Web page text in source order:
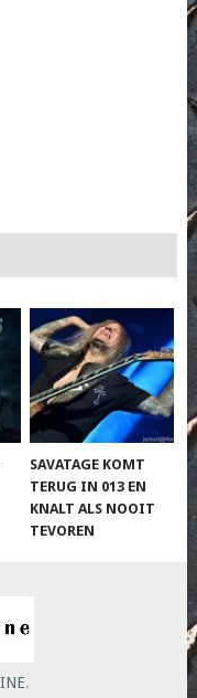
SAVATAGE KOMT
TERUG IN 013 EN
KNALT ALS NOOIT
TEVOREN
.